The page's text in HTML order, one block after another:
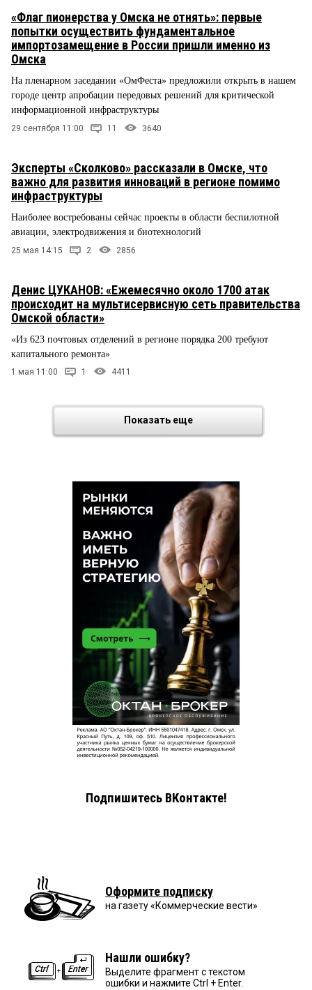
«Флаг пионерства у Омска не отнять»: первые
попытки осуществить фундаментальное
импортозамещение в России пришли именно из
Омска
На пленарном заседании «ОмФеста» предложили открыть в нашем
городе центр апробации передовых решений для критической
информационной инфраструктуры
29 сентября 11:00 11 3640
Эксперты «Сколково» рассказали в Омске, что
важно для развития инноваций в регионе помимо
инфраструктуры
Наиболее востребованы сейчас проекты в области беспилотной
авиации, электродвижения и биотехнологий
25 мая 14:15 2 2856
Денис ЦУКАНОВ: «Ежемесячно около 1700 атак
происходит на мультисервисную сеть правительства
Омской области»
«Из 623 почтовых отделений в регионе порядка 200 требуют
капитального ремонта»
1 мая 11:00 1 4411
Показать еще
Подпишитесь ВКонтакте!
Оформите подписку
на газету «Коммерческие вести»
Нашли ошибку?
Выделите фрагмент с текстом
ошибки и нажмите Ctrl + Enter.